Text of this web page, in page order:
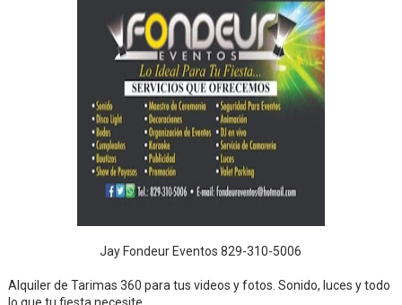
Jay Fondeur Eventos 829-310-5006
Alquiler de Tarimas 360 para tus videos y fotos. Sonido, luces y todo